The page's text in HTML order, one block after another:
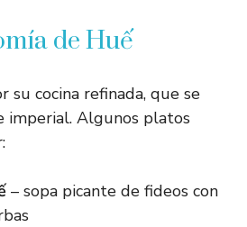
de Huế
su cocina refinada, que se
imperial. Algunos platos
– sopa picante de fideos con